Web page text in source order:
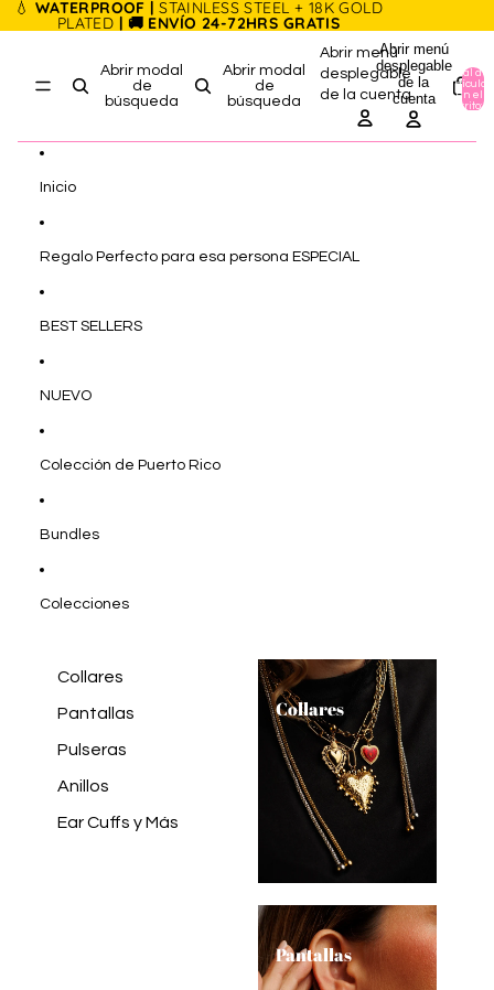
💧 WATERPROOF |STAINLESS STEEL + 18K GOLD
PLATED | 🚚 ENVÍO 24-72HRS GRATIS
Abrir modal
de
búsqueda
Abrir modal
de
búsqueda
Abrir menú
desplegable
de la cuenta
Abrir menú
desplegable
de la
cuenta
Total de
artículos
en el
carrito: 0
Inicio
Regalo Perfecto para esa persona ESPECIAL
BEST SELLERS
NUEVO
Colección de Puerto Rico
Bundles
Colecciones
Collares
Pantallas
Pulseras
Anillos
Ear Cuffs y Más
Collares
Pantallas